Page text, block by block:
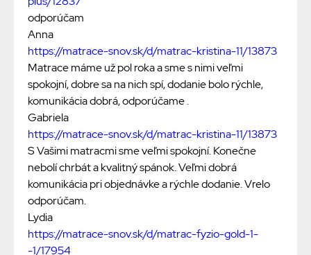
odporúčam
Anna
https://matrace-snov.sk/d/matrac-kristina-11/13873
Matrace máme už pol roka a sme s nimi veľmi
spokojní, dobre sa na nich spí, dodanie bolo rýchle,
komunikácia dobrá, odporúčame .
Gabriela
https://matrace-snov.sk/d/matrac-kristina-11/13873
S Vašimi matracmi sme veľmi spokojní. Konečne
nebolí chrbát a kvalitný spánok. Veľmi dobrá
komunikácia pri objednávke a rýchle dodanie. Vrelo
odporúčam.
Lydia
https://matrace-snov.sk/d/matrac-fyzio-gold-1-
-1/17954